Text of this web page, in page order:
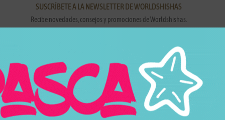
SUSCRÍBETE A LA NEWSLETTER DE WORLDSHISHAS
Recibe novedades, consejos y promociones de Worldshishas.
Correo electrónico